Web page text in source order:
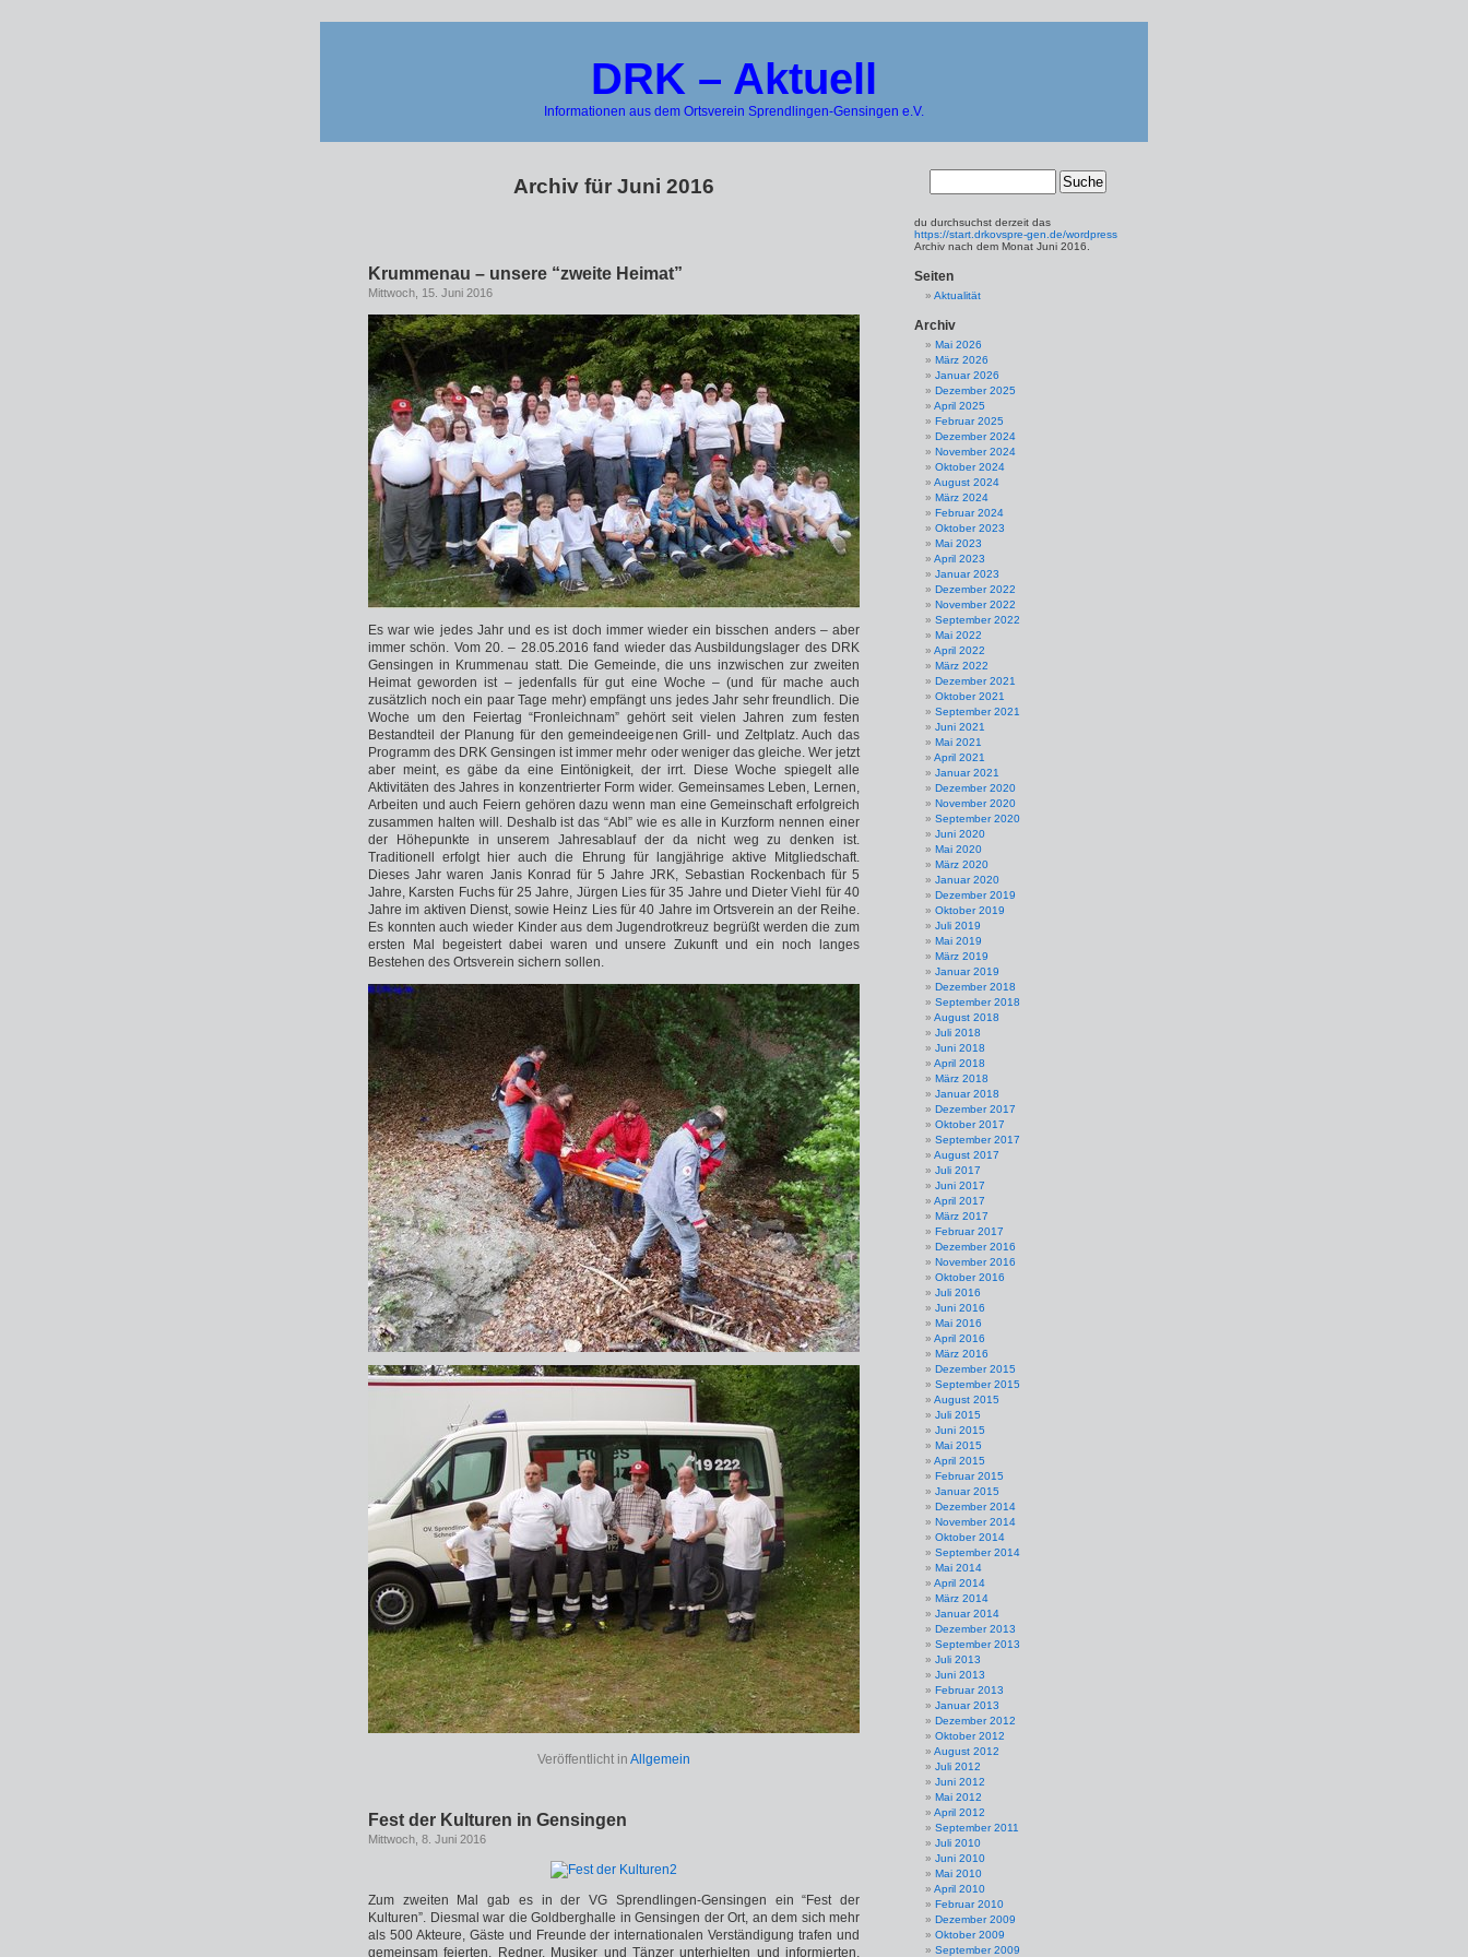
DRK – Aktuell
Informationen aus dem Ortsverein Sprendlingen-Gensingen e.V.
Archiv für Juni 2016
Krummenau – unsere “zweite Heimat”
Mittwoch, 15. Juni 2016
Es war wie jedes Jahr und es ist doch immer wieder ein bisschen anders – aber
immer schön. Vom 20. – 28.05.2016 fand wieder das Ausbildungslager des DRK
Gensingen in Krummenau statt. Die Gemeinde, die uns inzwischen zur zweiten
Heimat geworden ist – jedenfalls für gut eine Woche – (und für mache auch
zusätzlich noch ein paar Tage mehr) empfängt uns jedes Jahr sehr freundlich. Die
Woche um den Feiertag “Fronleichnam” gehört seit vielen Jahren zum festen
Bestandteil der Planung für den gemeindeeigenen Grill- und Zeltplatz. Auch das
Programm des DRK Gensingen ist immer mehr oder weniger das gleiche. Wer jetzt
aber meint, es gäbe da eine Eintönigkeit, der irrt. Diese Woche spiegelt alle
Aktivitäten des Jahres in konzentrierter Form wider. Gemeinsames Leben, Lernen,
Arbeiten und auch Feiern gehören dazu wenn man eine Gemeinschaft erfolgreich
zusammen halten will. Deshalb ist das “Abl” wie es alle in Kurzform nennen einer
der Höhepunkte in unserem Jahresablauf der da nicht weg zu denken ist.
Traditionell erfolgt hier auch die Ehrung für langjährige aktive Mitgliedschaft.
Dieses Jahr waren Janis Konrad für 5 Jahre JRK, Sebastian Rockenbach für 5
Jahre, Karsten Fuchs für 25 Jahre, Jürgen Lies für 35 Jahre und Dieter Viehl für 40
Jahre im aktiven Dienst, sowie Heinz Lies für 40 Jahre im Ortsverein an der Reihe.
Es konnten auch wieder Kinder aus dem Jugendrotkreuz begrüßt werden die zum
ersten Mal begeistert dabei waren und unsere Zukunft und ein noch langes
Bestehen des Ortsverein sichern sollen.
Veröffentlicht in Allgemein
Fest der Kulturen in Gensingen
Mittwoch, 8. Juni 2016
Zum zweiten Mal gab es in der VG Sprendlingen-Gensingen ein “Fest der
Kulturen”. Diesmal war die Goldberghalle in Gensingen der Ort, an dem sich mehr
als 500 Akteure, Gäste und Freunde der internationalen Verständigung trafen und
gemeinsam feierten. Redner, Musiker und Tänzer unterhielten und informierten,
du durchsuchst derzeit das
https://start.drkovspre-gen.de/wordpress
Archiv nach dem Monat Juni 2016.
Seiten
Aktualität
Archiv
Mai 2026
März 2026
Januar 2026
Dezember 2025
April 2025
Februar 2025
Dezember 2024
November 2024
Oktober 2024
August 2024
März 2024
Februar 2024
Oktober 2023
Mai 2023
April 2023
Januar 2023
Dezember 2022
November 2022
September 2022
Mai 2022
April 2022
März 2022
Dezember 2021
Oktober 2021
September 2021
Juni 2021
Mai 2021
April 2021
Januar 2021
Dezember 2020
November 2020
September 2020
Juni 2020
Mai 2020
März 2020
Januar 2020
Dezember 2019
Oktober 2019
Juli 2019
Mai 2019
März 2019
Januar 2019
Dezember 2018
September 2018
August 2018
Juli 2018
Juni 2018
April 2018
März 2018
Januar 2018
Dezember 2017
Oktober 2017
September 2017
August 2017
Juli 2017
Juni 2017
April 2017
März 2017
Februar 2017
Dezember 2016
November 2016
Oktober 2016
Juli 2016
Juni 2016
Mai 2016
April 2016
März 2016
Dezember 2015
September 2015
August 2015
Juli 2015
Juni 2015
Mai 2015
April 2015
Februar 2015
Januar 2015
Dezember 2014
November 2014
Oktober 2014
September 2014
Mai 2014
April 2014
März 2014
Januar 2014
Dezember 2013
September 2013
Juli 2013
Juni 2013
Februar 2013
Januar 2013
Dezember 2012
Oktober 2012
August 2012
Juli 2012
Juni 2012
Mai 2012
April 2012
September 2011
Juli 2010
Juni 2010
Mai 2010
April 2010
Februar 2010
Dezember 2009
Oktober 2009
September 2009